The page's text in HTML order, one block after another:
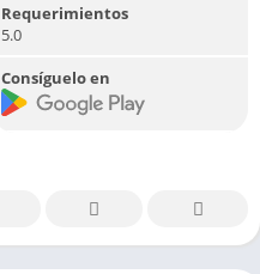
Requerimientos
5.0
Consíguelo en